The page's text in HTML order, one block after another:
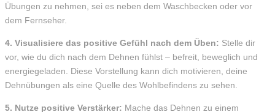
Übungen zu nehmen, sei es neben dem Waschbecken oder vor
dem Fernseher.
4. Visualisiere das positive Gefühl nach dem Üben: Stelle dir
vor, wie du dich nach dem Dehnen fühlst – befreit, beweglich und
energiegeladen. Diese Vorstellung kann dich motivieren, deine
Dehnübungen als eine Quelle des Wohlbefindens zu sehen.
5. Nutze positive Verstärker: Mache das Dehnen zu einem